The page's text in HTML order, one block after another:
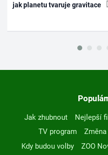
jak planetu tvaruje gravitace
Jak zhubnout Nejlepší
TV program
Kdy budou volby
ZOO